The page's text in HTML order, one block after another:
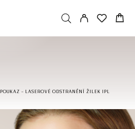
POUKAZ – LASEROVÉ ODSTRANĚNÍ ŽILEK IPL